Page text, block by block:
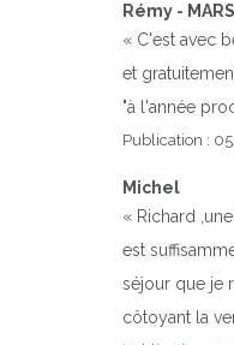
Rémy -
« C'est avec
et
"à l'année
Publication :
Michel
« Richard
est
séjour que je
côtoyant la